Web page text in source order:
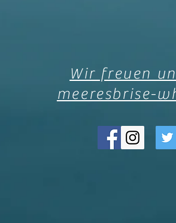
Wir freuen
meeresbrise-